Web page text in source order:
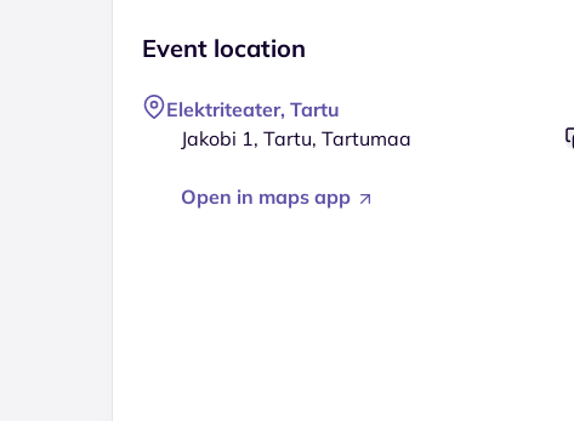
Event location
Elektriteater, Tartu
Jakobi 1, Tartu, Tartumaa
Open in maps app